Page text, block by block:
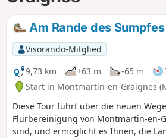
Am Rande des Sumpfes
Visorando-Mitglied
9,73 km
+63 m -65 m
Start in Montmartin-en-Graignes
Diese Tour führt über die neuen
Flurbereinigung von Montmartin-en-
sind, und ermöglicht es Ihnen, die